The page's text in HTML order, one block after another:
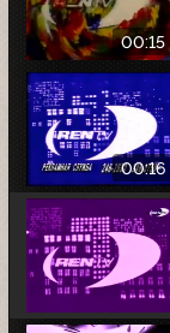
00:15
00:16